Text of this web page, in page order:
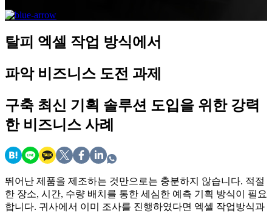
탈피 엑셀 작업 방식에서
파악 비즈니스 도전 과제
구축 최신 기획 솔루션 도입을 위한 강력
한 비즈니스 사례
뛰어난 제품을 제조하는 것만으로는 충분하지 않습니다. 적절
한 장소, 시간, 수량 배치를 통한 세심한 예측 기획 방식이 필요
합니다. 귀사에서 이미 조사를 진행하였다면 엑셀 작업방식과